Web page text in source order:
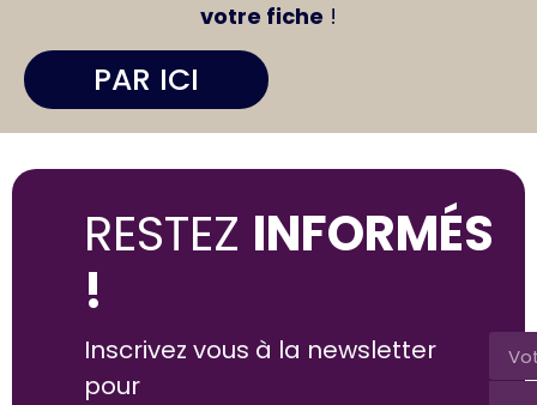
votre fiche !
PAR ICI
RESTEZ INFORMÉS
!
Inscrivez vous à la newsletter
pour